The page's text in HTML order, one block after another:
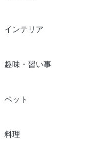
インテリア
趣味・習い事
ペット
料理